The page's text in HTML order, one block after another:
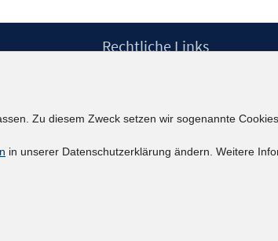
Rechtliche Links
Erklärung zur Barrierefreiheit
Zu diesem Zweck setzen wir sogenannte
in unserer Datenschutzerklärung ändern. Weitere